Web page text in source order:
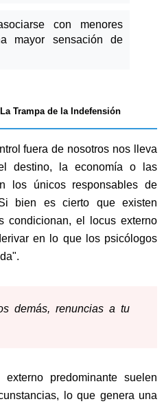
con menores
mayor sensación de
Trampa de la Indefensión
fuera de nosotros nos lleva
destino, la economía o las
los únicos responsables de
bien es cierto que existen
condicionan, el locus externo
en lo que los psicólogos
demás, renuncias a tu
predominante suelen
lo que genera una